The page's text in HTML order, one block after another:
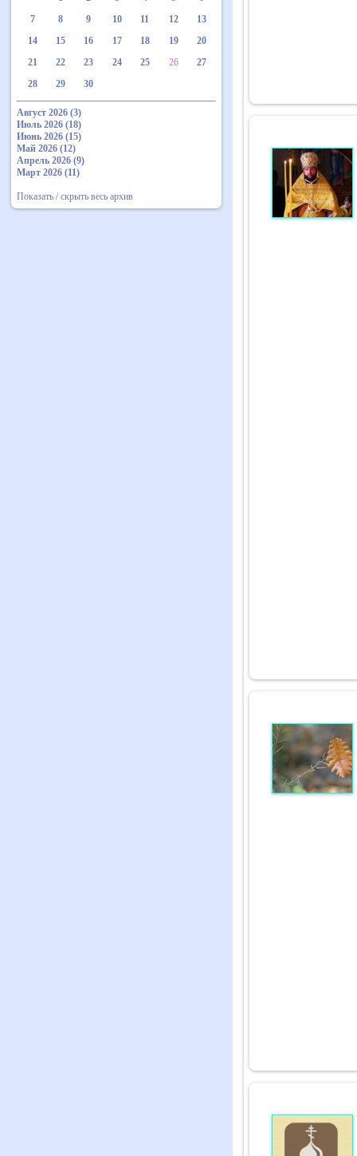
7
8 9 10 11 12
13
14
15 16 17 18 19
20
21
22 23 24 25 26
27
28
29 30
Август 2026 (3)
Июль 2026 (18)
Июнь 2026 (15)
Май 2026 (12)
Апрель 2026 (9)
Март 2026 (11)
Показать / скрыть весь архив